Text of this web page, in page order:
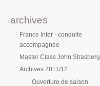
archives
France Inter - conduite
accompagnée
Master Class John Strasberg
Archives 2011/12
Ouverture de saison